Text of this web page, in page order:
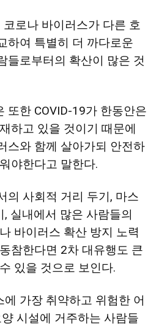
코로나 바이러스가 다른 호
하여 특별히 더 까다로운
들로부터의 확산이 많은 것
또한 COVID-19가 한동안은
하고 있을 것이기 때문에
스와 함께 살아가되 안전하
야한다고 말한다.
의 사회적 거리 두기, 마스
실내에서 많은 사람들의
바이러스 확산 방지 노력
참한다면 2차 대유행도 큰
있을 것으로 보인다.
에 가장 취약하고 위험한 어
시설에 거주하는 사람들